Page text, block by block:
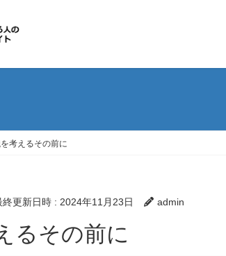
考えるその前に
終更新日時 : 2024年11月23日 admin
るその前に